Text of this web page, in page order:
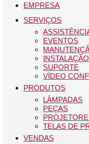
EMPRESA
SERVIÇOS
EVENTOS
INSTALAÇÃO
SUPORTE
VÍDEO
PRODUTOS
LÂMPADAS
PEÇAS
TELAS DE
VENDAS